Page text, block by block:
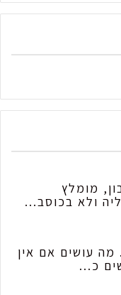
מומלץ
ולא בכוסב...
מה עושים אם אין
כ...